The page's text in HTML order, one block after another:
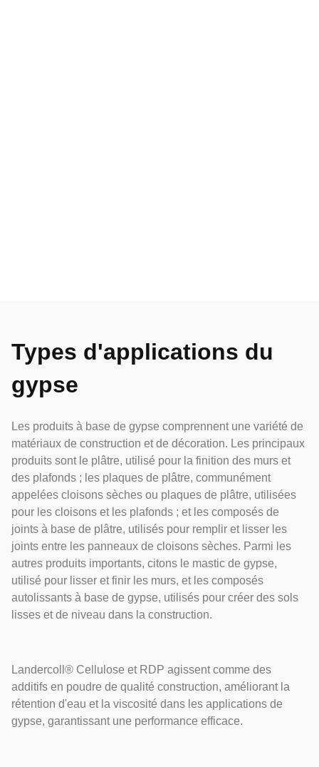
Types d'applications du
gypse
Les produits à base de gypse comprennent une variété de
matériaux de construction et de décoration. Les principaux
produits sont le plâtre, utilisé pour la finition des murs et
des plafonds ; les plaques de plâtre, communément
appelées cloisons sèches ou plaques de plâtre, utilisées
pour les cloisons et les plafonds ; et les composés de
joints à base de plâtre, utilisés pour remplir et lisser les
joints entre les panneaux de cloisons sèches. Parmi les
autres produits importants, citons le mastic de gypse,
utilisé pour lisser et finir les murs, et les composés
autolissants à base de gypse, utilisés pour créer des sols
lisses et de niveau dans la construction.
Landercoll® Cellulose et RDP agissent comme des
additifs en poudre de qualité construction, améliorant la
rétention d'eau et la viscosité dans les applications de
gypse, garantissant une performance efficace.